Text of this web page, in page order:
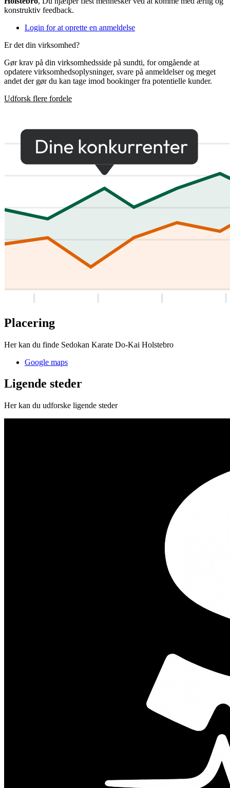
konstruktiv feedback.
Login for at oprette en anmeldelse
Er det din virksomhed?
Gør krav på din virksomhedsside på sundti, for omgående at
opdatere virksomhedsoplysninger, svare på anmeldelser og meget
andet der gør du kan tage imod bookinger fra potentielle kunder.
Udforsk flere fordele
Placering
Her kan du finde Sedokan Karate Do-Kai Holstebro
Google maps
Ligende steder
Her kan du udforske ligende steder